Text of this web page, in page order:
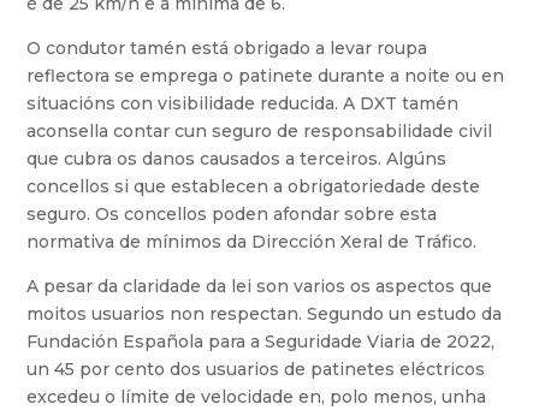
O condutor tamén está obrigado a levar roupa
reflectora se emprega o patinete durante a noite ou en
situacións con visibilidade reducida. A DXT tamén
aconsella contar cun seguro de responsabilidade civil
que cubra os danos causados a terceiros. Algúns
concellos si que establecen a obrigatoriedade deste
seguro. Os concellos poden afondar sobre esta
normativa de mínimos da Dirección Xeral de Tráfico.
A pesar da claridade da lei son varios os aspectos que
moitos usuarios non respectan. Segundo un estudo da
Fundación Española para a Seguridade Viaria de 2022,
un 45 por cento dos usuarios de patinetes eléctricos
excedeu o límite de velocidade en, polo menos, unha